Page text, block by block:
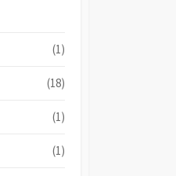
(1)
(18)
(1)
(1)